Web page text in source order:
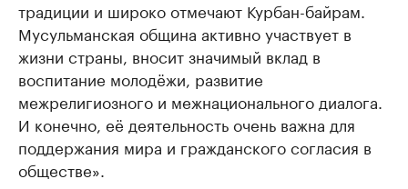
традиции и широко отмечают Курбан-байрам.
Мусульманская община активно участвует в
жизни страны, вносит значимый вклад в
воспитание молодёжи, развитие
межрелигиозного и межнационального диалога.
И конечно, её деятельность очень важна для
поддержания мира и гражданского согласия в
обществе».